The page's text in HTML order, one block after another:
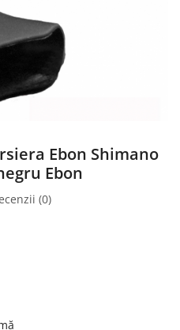
Ebon Shimano
Ebon
(0)